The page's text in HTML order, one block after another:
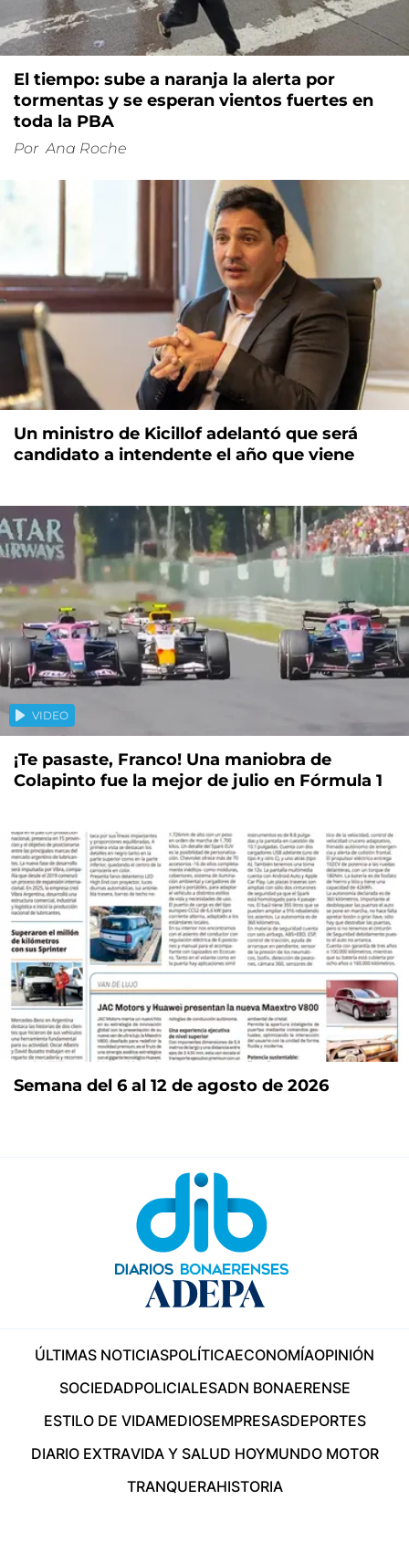
El tiempo: sube a naranja la alerta por
tormentas y se esperan vientos fuertes en
toda la PBA
Por Ana Roche
Un ministro de Kicillof adelantó que será
candidato a intendente el año que viene
VIDEO
¡Te pasaste, Franco! Una maniobra de
Colapinto fue la mejor de julio en Fórmula 1
Semana del 6 al 12 de agosto de 2026
ÚLTIMAS NOTICIASPOLÍTICAECONOMÍAOPINIÓN
SOCIEDADPOLICIALESADN BONAERENSE
ESTILO DE VIDAMEDIOSEMPRESASDEPORTES
DIARIO EXTRAVIDA Y SALUD HOYMUNDO MOTOR
TRANQUERAHISTORIA